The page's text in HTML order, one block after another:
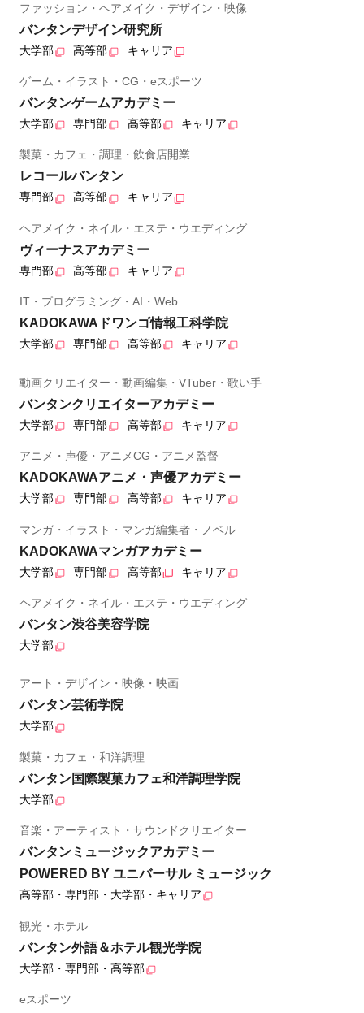
ファッション・ヘアメイク・デザイン・映像
バンタンデザイン研究所
大学部 高等部 キャリア
ゲーム・イラスト・CG・eスポーツ
バンタンゲームアカデミー
大学部 専門部 高等部 キャリア
製菓・カフェ・調理・飲食店開業
レコールバンタン
専門部 高等部 キャリア
ヘアメイク・ネイル・エステ・ウエディング
ヴィーナスアカデミー
専門部 高等部 キャリア
IT・プログラミング・AI・Web
KADOKAWAドワンゴ情報工科学院
大学部 専門部 高等部 キャリア
動画クリエイター・動画編集・VTuber・歌い手
バンタンクリエイターアカデミー
大学部 専門部 高等部 キャリア
アニメ・声優・アニメCG・アニメ監督
KADOKAWAアニメ・声優アカデミー
大学部 専門部 高等部 キャリア
マンガ・イラスト・マンガ編集者・ノベル
KADOKAWAマンガアカデミー
大学部 専門部 高等部 キャリア
ヘアメイク・ネイル・エステ・ウエディング
バンタン渋谷美容学院
大学部
アート・デザイン・映像・映画
バンタン芸術学院
大学部
製菓・カフェ・和洋調理
バンタン国際製菓カフェ和洋調理学院
大学部
音楽・アーティスト・サウンドクリエイター
バンタンミュージックアカデミー
POWERED BY ユニバーサル ミュージック
高等部・専門部・大学部・キャリア
観光・ホテル
バンタン外語＆ホテル観光学院
大学部・専門部・高等部
eスポーツ